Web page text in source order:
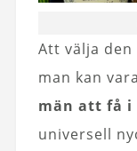
Att välja
man kan
män att få i
universell